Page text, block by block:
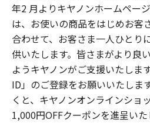
年2 月よりキヤノンホームペー
は、お使いの商品をはじめお客
合わせて、お客さま一人ひとり
供いたします。皆さまがより良
ようキヤノンがご支援いたしま
ID」のご登録をお願いいたしま
くと、キヤノンオンラインショ
1,000円OFFクーポンを進呈いた